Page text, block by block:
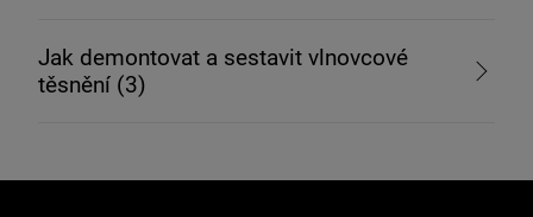
Jak demontovat a sestavit vlnovcové
těsnění (3)